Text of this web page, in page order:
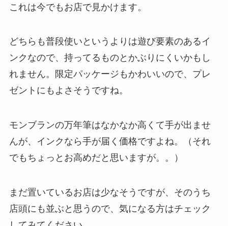
これは今でもお店で見かけます。
どちらも普段使いというよりは遊び要素のあるイ
ンクなので、持ってるものとかぶりにくいかもし
れません。限定パッケージもかわいいので、プレ
ゼントにもよさそうですね。
モンブランの万年筆はなかなか高くて手が出ませ
んが、インクなら手が届く価格ですよね。（それ
でもちょっとお高めだと思いますが。。）
まだ置いているお店は少なそうですが、そのうち
店頭にも並ぶと思うので、気になる方はチェック